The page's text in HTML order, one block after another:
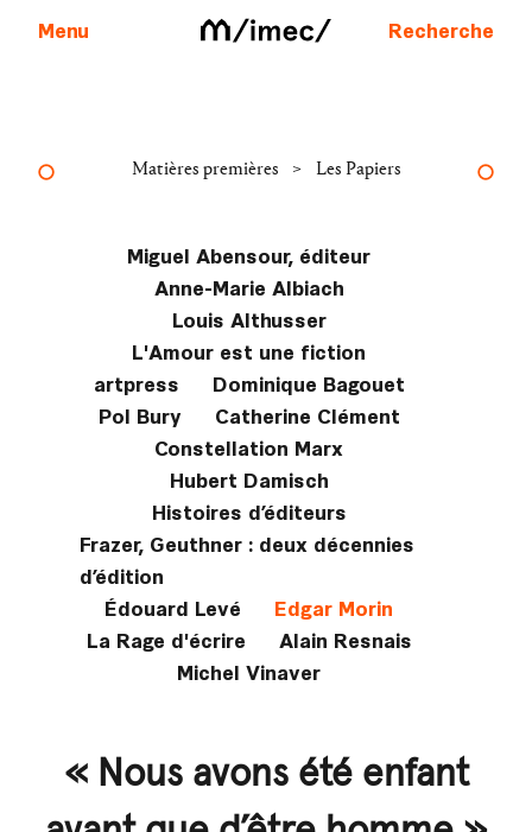
Menu Recherche
Matières premières > Les Papiers
Miguel Abensour, éditeur
Anne-Marie Albiach
Louis Althusser
L'Amour est une fiction
artpress
Dominique Bagouet
Pol Bury
Catherine Clément
Constellation Marx
Hubert Damisch
Histoires d’éditeurs
Frazer, Geuthner : deux décennies
d’édition
Édouard Levé
Edgar Morin
La Rage d'écrire
Alain Resnais
Michel Vinaver
« Nous avons été enfant